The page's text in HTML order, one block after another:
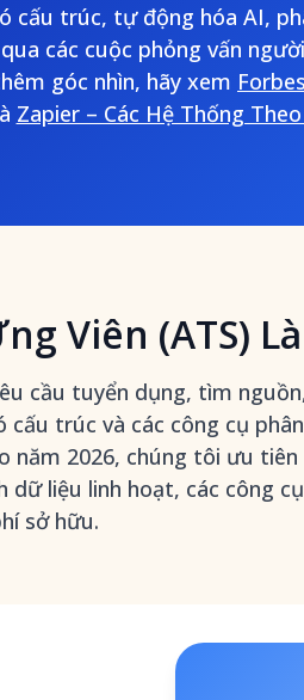
cấu trúc, tự động hóa AI,
các cuộc phỏng vấn
góc nhìn, hãy xem
Zapier – Các Hệ Thống
Viên (ATS)
cầu tuyển dụng, tìm
trúc và các công cụ
năm 2026, chúng tôi ưu
liệu linh hoạt, các công
sở hữu.